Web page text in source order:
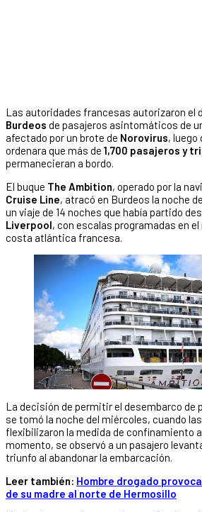
Las autoridades francesas autorizaron el
Burdeos de pasajeros asintomáticos de
afectado por un brote de Norovirus, luego
ordenara que más de 1,700 pasajeros y
permanecieran a bordo.
El buque The Ambition, operado por la
Cruise Line, atracó en Burdeos la noche
un viaje de 14 noches que había partido
Liverpool, con escalas programadas en
costa atlántica francesa.
La decisión de permitir el desembarco de
se tomó la noche del miércoles, cuando
flexibilizaron la medida de confinamiento
momento, se observó a un pasajero
triunfo al abandonar la embarcación.
Leer también: Hombre drogado
de su madre al norte de Hermosillo